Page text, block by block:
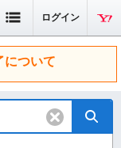
ログイン
について